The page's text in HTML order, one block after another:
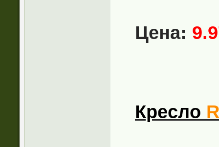
Цена:
Кресло